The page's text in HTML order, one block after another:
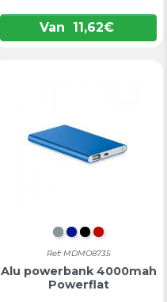
Van 11,62€
MAT ZILVER
ZWART
ROOD
Ref: MDMO8735
Alu powerbank 4000mah
Powerflat